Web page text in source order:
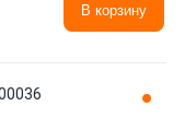
В корзину